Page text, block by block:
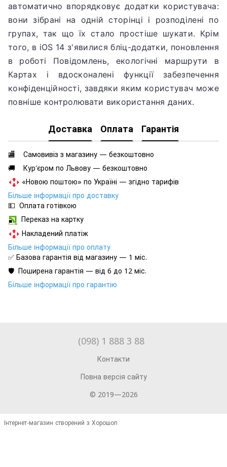
автоматично впорядковує додатки користувача:
вони зібрані на одній сторінці і розподілені по
групах, так що їх стало простіше шукати. Крім
того, в iOS 14 з'явилися бліц-додатки, поновлення
в роботі Повідомлень, екологічні маршрути в
Картах і вдосконалені функції забезпечення
конфіденційності, завдяки яким користувач може
повніше контролювати використання даних.
Доставка Оплата Гарантія
🏬 Самовивіз з магазину — безкоштовно
🚚 Кур'єром по Львову — безкоштовно
«Новою поштою» по Україні — згідно тарифів
Більше інформації про доставку
💵 Оплата готівкою
Переказ на картку
Накладений платіж
Більше інформації про оплату
✅ Базова гарантія від магазину — 1 міс.
🛡️ Поширена гарантія — від 6 до 12 міс.
Більше інформації про гарантію
(098) 1 888 3 88
Контакти
Повна версія сайту
© 2019—2026
Інтернет-магазин створений з Хорошоп